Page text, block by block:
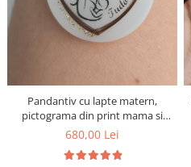
Pandantiv cu lapte matern,
pictograma din print mama si
bebe, nume, inimioara din suvita
de par, si foita aurie
680,00 Lei